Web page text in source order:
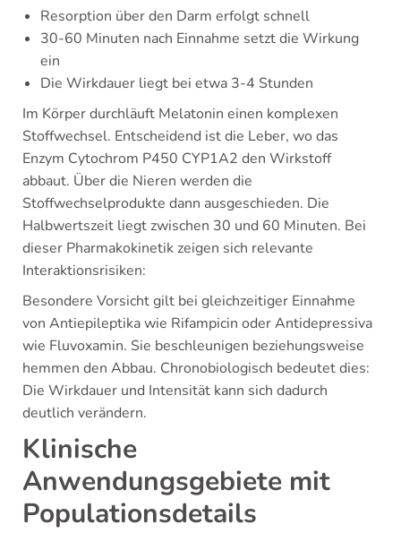
Resorption über den Darm erfolgt schnell
30-60 Minuten nach Einnahme setzt die Wirkung
ein
Die Wirkdauer liegt bei etwa 3-4 Stunden
Im Körper durchläuft Melatonin einen komplexen
Stoffwechsel. Entscheidend ist die Leber, wo das
Enzym Cytochrom P450 CYP1A2 den Wirkstoff
abbaut. Über die Nieren werden die
Stoffwechselprodukte dann ausgeschieden. Die
Halbwertszeit liegt zwischen 30 und 60 Minuten. Bei
dieser Pharmakokinetik zeigen sich relevante
Interaktionsrisiken:
Besondere Vorsicht gilt bei gleichzeitiger Einnahme
von Antiepileptika wie Rifampicin oder Antidepressiva
wie Fluvoxamin. Sie beschleunigen beziehungsweise
hemmen den Abbau. Chronobiologisch bedeutet dies:
Die Wirkdauer und Intensität kann sich dadurch
deutlich verändern.
Klinische
Anwendungsgebiete mit
Populationsdetails